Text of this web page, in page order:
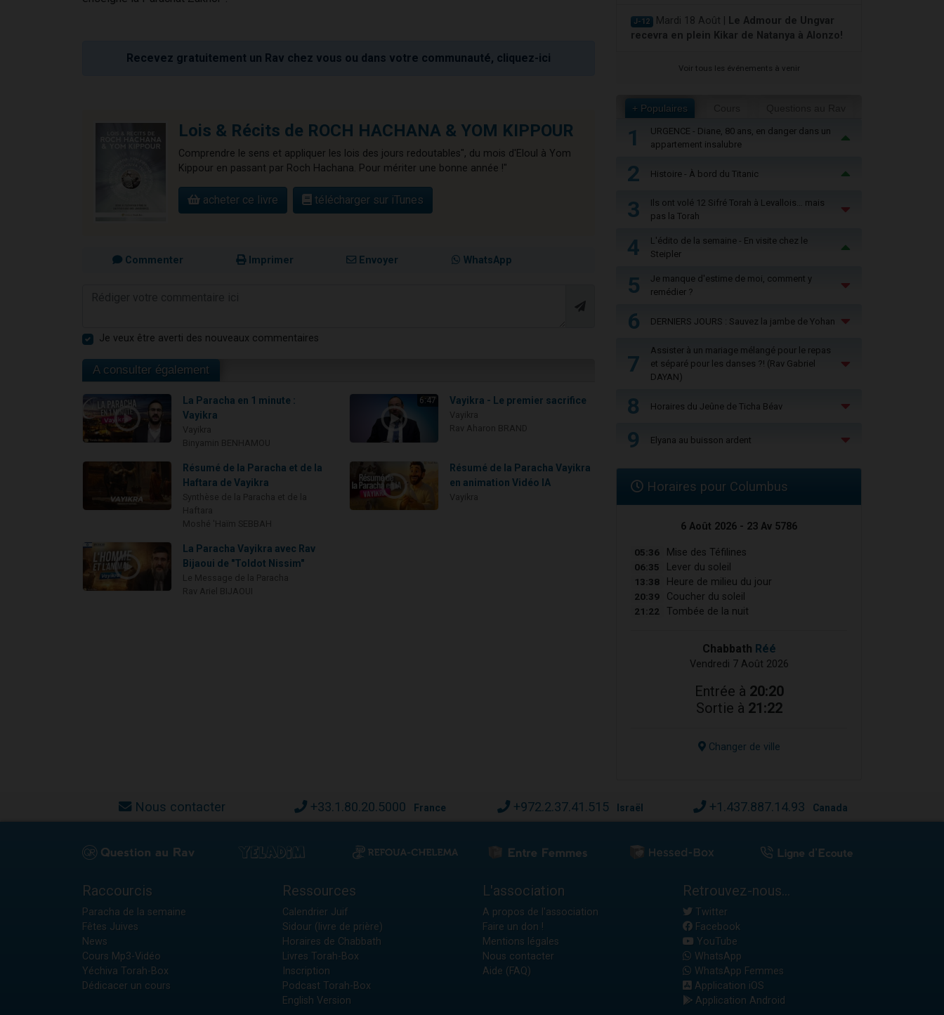
Recevez gratuitement un Rav chez vous ou dans votre communauté, cliquez-ici
Lois & Récits de ROCH HACHANA & YOM KIPPOUR
Comprendre le sens et appliquer les lois des jours redoutables", du mois d'Eloul à Yom
Kippour en passant par Roch Hachana. Pour mériter une bonne année !"
acheter ce livre télécharger sur iTunes
Commenter Imprimer Envoyer WhatsApp
Je veux être averti des nouveaux commentaires
A consulter également
La Paracha en 1 minute :
Vayikra
6:47 Vayikra - Le premier sacrifice
Résumé de la Paracha et de la
Haftara de Vayikra
Résumé de la Paracha Vayikra
en animation Vidéo IA
La Paracha Vayikra avec Rav
Bijaoui de "Toldot Nissim"
J-12 Mardi 18 Août |
Le Admour de Ungvar
recevra en plein Kikar de Natanya à Alonzo!
Voir tous les événements à venir
+ Populaires
1
URGENCE - Diane, 80 ans, en danger dans un
appartement insalubre
2 Histoire - À bord du Titanic
3
Ils ont volé 12 Sifré Torah à Levallois… mais
pas la Torah
4
L'édito de la semaine - En visite chez le
Steipler
5
Je manque d'estime de moi, comment y
remédier ?
6 DERNIERS JOURS : Sauvez la jambe de Yohan
7
Assister à un mariage mélangé pour le repas
et séparé pour les danses ?! (Rav Gabriel
DAYAN)
8 Horaires du Jeûne de Ticha Béav
9 Elyana au buisson ardent
Horaires pour Columbus
6 Août 2026 - 23 Av 5786
05:36 Mise des Téfilines
06:35 Lever du soleil
13:38 Heure de milieu du jour
20:39 Coucher du soleil
21:22 Tombée de la nuit
Chabbath Réé
Vendredi 7 Août 2026
Entrée à 20:20
Sortie à 21:22
Changer de ville
Nous contacter +33.1.80.20.5000 France +972.2.37.41.515 Israël +1.437.887.14.93 Canada
Raccourcis
Paracha de la semaine
Fêtes Juives
News
Cours Mp3-Vidéo
Yéchiva Torah-Box
Dédicacer un cours
Ressources
Calendrier Juif
Sidour (livre de prière)
Horaires de Chabbath
Livres Torah-Box
Inscription
Podcast Torah-Box
English Version
L'association
A propos de l'association
Faire un don !
Mentions légales
Nous contacter
Aide (FAQ)
Retrouvez-nous...
Twitter
Facebook
YouTube
WhatsApp
WhatsApp Femmes
Application iOS
Application Android